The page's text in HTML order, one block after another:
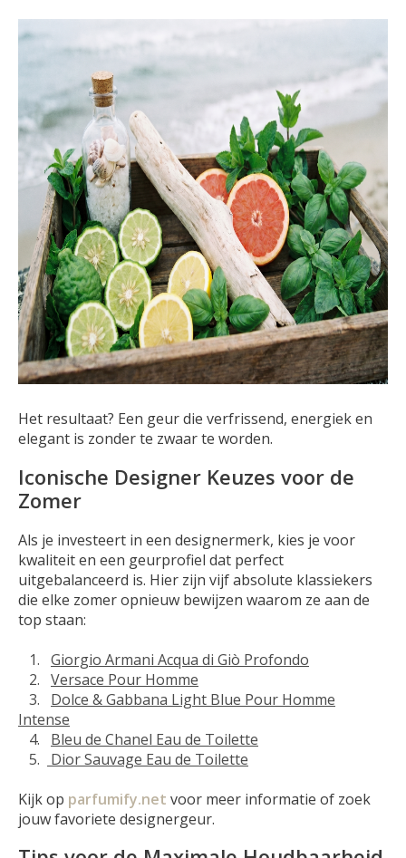
Het resultaat? Een geur die verfrissend, energiek en
elegant is zonder te zwaar te worden.
Iconische Designer Keuzes voor de
Zomer
Als je investeert in een designermerk, kies je voor
kwaliteit en een geurprofiel dat perfect
uitgebalanceerd is. Hier zijn vijf absolute klassiekers
die elke zomer opnieuw bewijzen waarom ze aan de
top staan:
1. Giorgio Armani Acqua di Giò Profondo
2. Versace Pour Homme
3. Dolce & Gabbana Light Blue Pour Homme
Intense
4. Bleu de Chanel Eau de Toilette
5.
Dior Sauvage Eau de Toilette
Kijk op parfumify.net voor meer informatie of zoek
jouw favoriete designergeur.